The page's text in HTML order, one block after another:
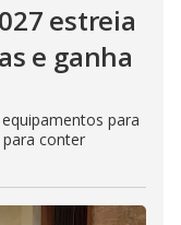
estreia
e ganha
para
conter